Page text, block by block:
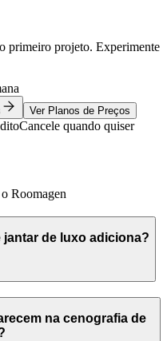
primeiro projeto. Experimente
Ver Planos de Preços
Cancele quando quiser
Roomagen
jantar de luxo adiciona?
na cenografia de